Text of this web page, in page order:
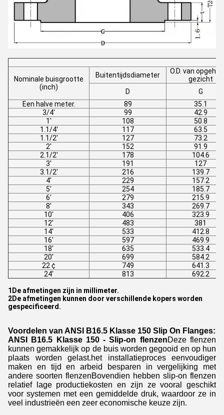
Nominale buisgrootte
(inch)
Buitentijdsdiameter
O.D. van
gezicht
D
G
Een halve meter.
89
35.1
3/4'
99
42.9
1'
108
50.8
1.1/4'
117
63.5
1.1/2'
127
73.2
2'
152
91.9
2.1/2'
178
104.6
3'
191
127
3.1/2'
216
139.7
4'
229
157.2
5'
254
185.7
6'
279
215.9
8'
343
269.7
10'
406
323.9
12'
483
381
14'
533
412.8
16'
597
469.9
18'
635
533.4
20'
699
584.2
22 ¢
749
641.3
24'
813 692.2
1De afmetingen zijn in millimeter.
2De afmetingen kunnen door verschillende kopers worden
gespecificeerd.
Voordelen van ANSI B16.5 Klasse 150 Slip On Flanges:
ANSI B16.5 Klasse 150 - Slip-on flenzenDeze flenzen
kunnen gemakkelijk op de buis worden gegooid en op hun
plaats worden gelast.het installatieproces eenvoudiger
maken en tijd en arbeid besparen in vergelijking met
andere soorten flenzenBovendien hebben slip-on flenzen
relatief lage productiekosten en zijn ze vooral geschikt
voor systemen met een gemiddelde druk, waardoor ze in
veel industrieën een zeer economische keuze zijn.